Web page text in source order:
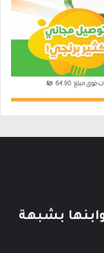
وابنها بشبهة